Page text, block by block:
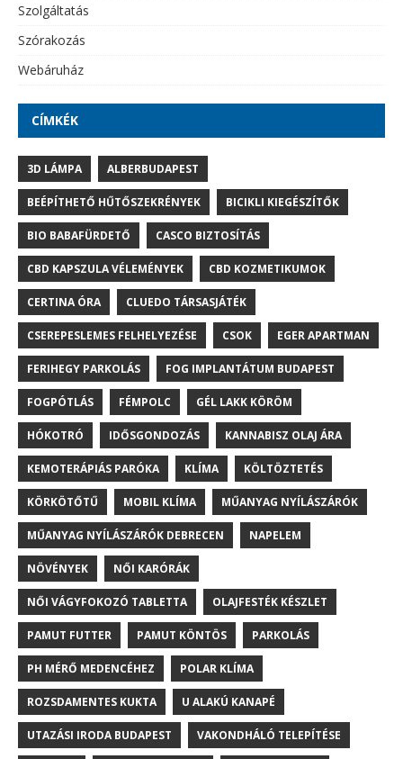
Szolgáltatás
Szórakozás
Webáruház
CÍMKÉK
3D LÁMPA ALBERBUDAPEST
BEÉPÍTHETŐ HŰTŐSZEKRÉNYEK BICIKLI KIEGÉSZÍTŐK
BIO BABAFÜRDETŐ CASCO BIZTOSÍTÁS
CBD KAPSZULA VÉLEMÉNYEK CBD KOZMETIKUMOK
CERTINA ÓRA CLUEDO TÁRSASJÁTÉK
CSEREPESLEMES FELHELYEZÉSE CSOK EGER APARTMAN
FERIHEGY PARKOLÁS FOG IMPLANTÁTUM BUDAPEST
FOGPÓTLÁS FÉMPOLC GÉL LAKK KÖRÖM
HÓKOTRÓ IDŐSGONDOZÁS KANNABISZ OLAJ ÁRA
KEMOTERÁPIÁS PARÓKA KLÍMA KÖLTÖZTETÉS
KÖRKÖTŐTŰ MOBIL KLÍMA MŰANYAG NYÍLÁSZÁRÓK
MŰANYAG NYÍLÁSZÁRÓK DEBRECEN NAPELEM
NÖVÉNYEK NŐI KARÓRÁK
NŐI VÁGYFOKOZÓ TABLETTA OLAJFESTÉK KÉSZLET
PAMUT FUTTER PAMUT KÖNTÖS PARKOLÁS
PH MÉRŐ MEDENCÉHEZ POLAR KLÍMA
ROZSDAMENTES KUKTA U ALAKÚ KANAPÉ
UTAZÁSI IRODA BUDAPEST VAKONDHÁLÓ TELEPÍTÉSE